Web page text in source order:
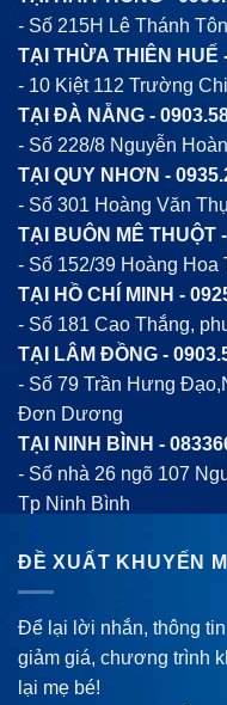
- Số 215H Lê Thánh
TẠI THỪA THIÊN HUẾ
- 10 Kiệt 112 Trường
TẠI ĐÀ NẴNG -
- Số 228/8 Nguyễn
TẠI QUY NHƠN -
- Số 301 Hoàng Văn
TẠI BUÔN MÊ THUỘT -
- Số 152/39 Hoàng Hoa
TẠI HỒ CHÍ MINH -
- Số 181 Cao Thắng,
TẠI LÂM ĐỒNG -
- Số 79 Trần Hưng
Đơn Dương
TẠI NINH BÌNH -
- Số nhà 26 ngõ 107
Tp Ninh Bình
ĐỀ XUẤT KHUYẾN
Để lại lời nhắn, thông
giảm giá, chương trình
lại mẹ bé!